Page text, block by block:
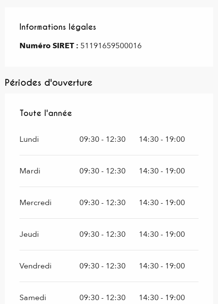
Informations légales
Informations légales
Numéro SIRET : 51191659500016
Périodes d'ouverture
Toute l'année
Toute l'année
Lundi 09:30 - 12:30 14:30 - 19:00
Mardi 09:30 - 12:30 14:30 - 19:00
Mercredi 09:30 - 12:30 14:30 - 19:00
Jeudi 09:30 - 12:30 14:30 - 19:00
Vendredi 09:30 - 12:30 14:30 - 19:00
Samedi 09:30 - 12:30 14:30 - 19:00